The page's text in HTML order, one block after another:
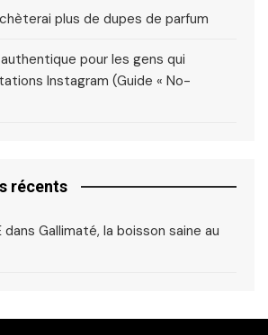
plus de dupes de parfum
pour les gens qui
Instagram (Guide « No-
récents
dans Gallimaté, la boisson saine au